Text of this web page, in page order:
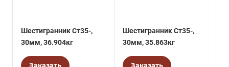
Шестигранник Ст35-,
30мм, 36.904кг
Заказать
Шестигранник Ст35-,
30мм, 35.863кг
Заказать